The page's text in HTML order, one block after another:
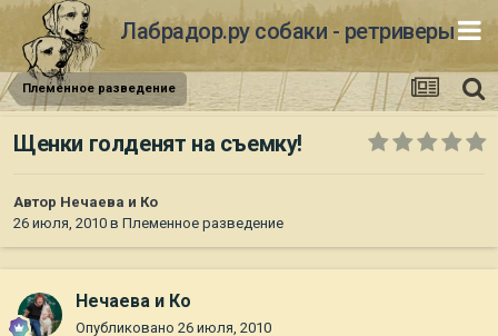
Лабрадор.ру собаки - ретриверы
Племенное разведение
Щенки голденят на съемку!
Автор Нечаева и Ко
26 июля, 2010 в Племенное разведение
Нечаева и Ко
Опубликовано 26 июля, 2010